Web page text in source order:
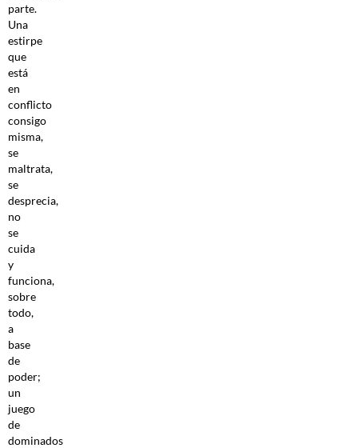
parte.
Una
estirpe
que
está
en
conflicto
consigo
misma,
se
maltrata,
se
desprecia,
no
se
cuida
y
funciona,
sobre
todo,
a
base
de
poder;
un
juego
de
dominados